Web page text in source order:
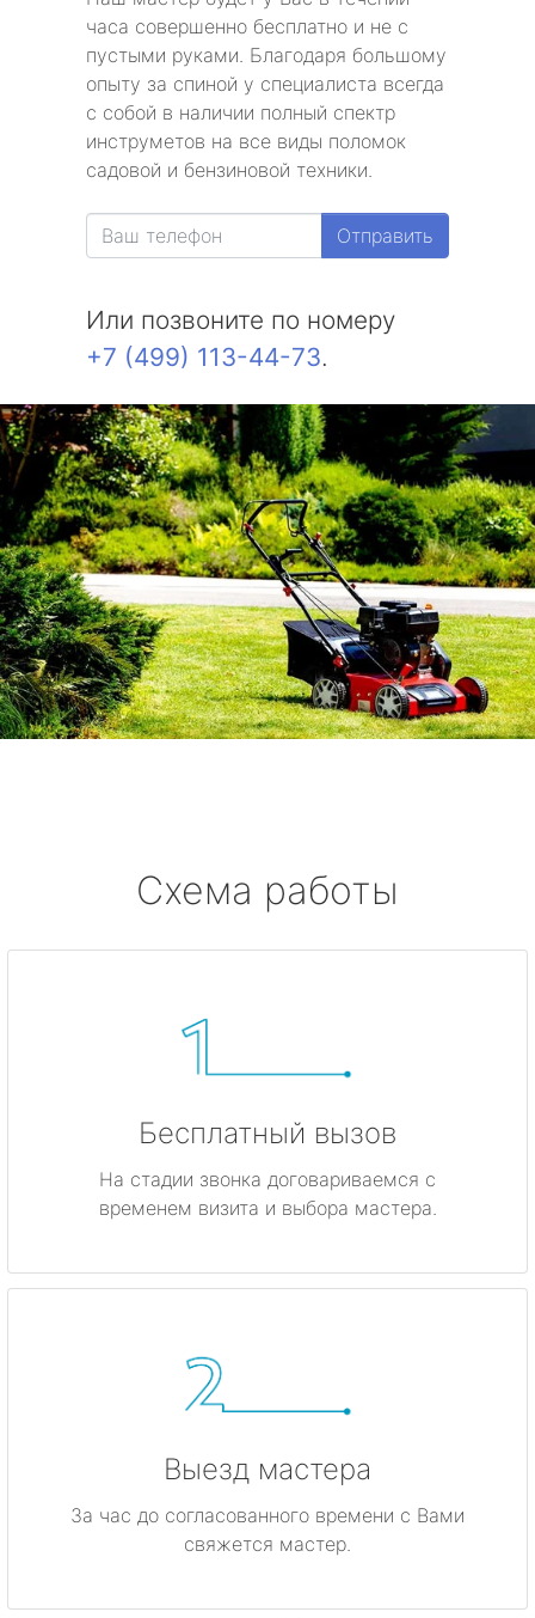
часа совершенно бесплатно и не с
пустыми руками. Благодаря большому
опыту за спиной у специалиста всегда
с собой в наличии полный спектр
инструметов на все виды поломок
садовой и бензиновой техники.
Отправить
Или позвоните по номеру
+7 (499) 113-44-73.
Схема работы
Бесплатный вызов
На стадии звонка договариваемся с
временем визита и выбора мастера.
Выезд мастера
За час до согласованного времени с Вами
свяжется мастер.